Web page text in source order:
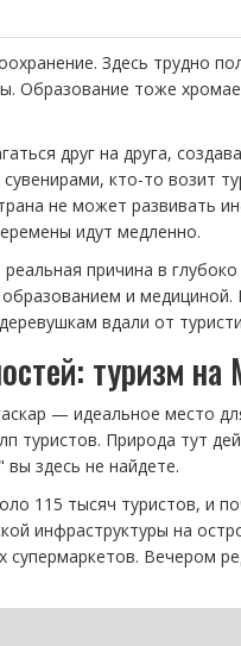
Здесь трудно
Образование тоже
друг на друга,
кто-то возит
не может развивать
идут медленно.
реальная причина в
и медициной.
вдали от
туризм на
— идеальное место
туристов. Природа тут
здесь не найдете.
115 тысяч туристов, и
инфраструктуры на
Вечером